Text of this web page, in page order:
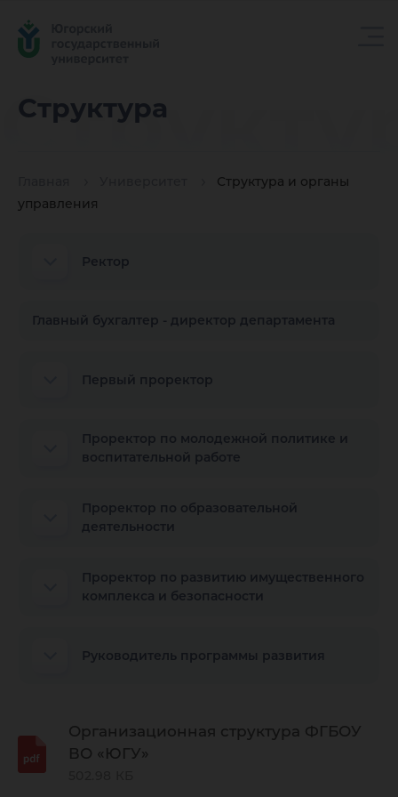
Структура
Структура и органы
управления
Ректор
Главный бухгалтер - директор департамента
Первый проректор
Проректор по молодежной политике и
воспитательной работе
Проректор по образовательной
деятельности
Проректор по развитию имущественного
комплекса и безопасности
Руководитель программы развития
Организационная структура ФГБОУ
ВО «ЮГУ»